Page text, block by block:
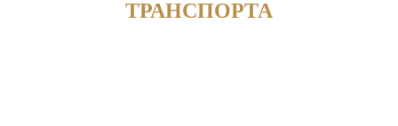
ТРАНСПОРТА